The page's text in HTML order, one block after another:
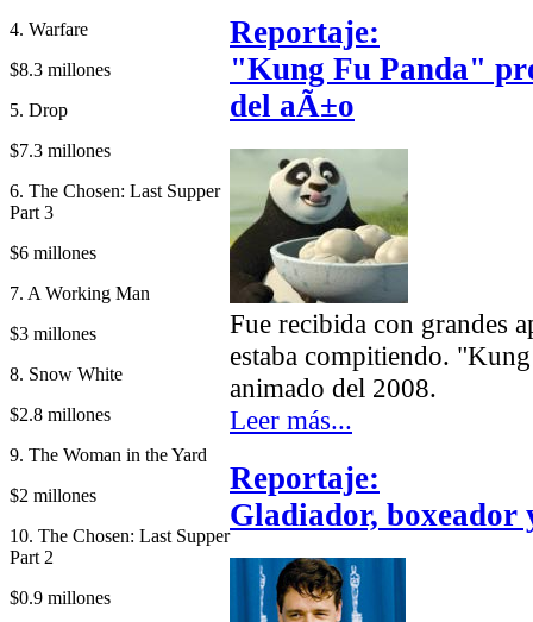
4. Warfare
$8.3 millones
5. Drop
$7.3 millones
6. The Chosen: Last Supper
Part 3
$6 millones
7. A Working Man
$3 millones
8. Snow White
$2.8 millones
9. The Woman in the Yard
$2 millones
10. The Chosen: Last Supper
Part 2
$0.9 millones
Reportaje:
"Kung Fu Panda"
del aÃ±o
Fue recibida con grandes
estaba compitiendo.
animado del 2008.
Leer más...
Reportaje:
Gladiador, boxeador